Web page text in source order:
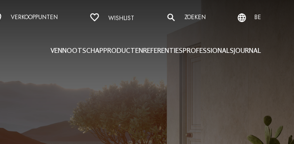
VERKOOPPUNTEN WISHLIST ZOEKEN BE
VENNOOTSCHAPPRODUCTENREFERENTIESPROFESSIONALSJOURNAL